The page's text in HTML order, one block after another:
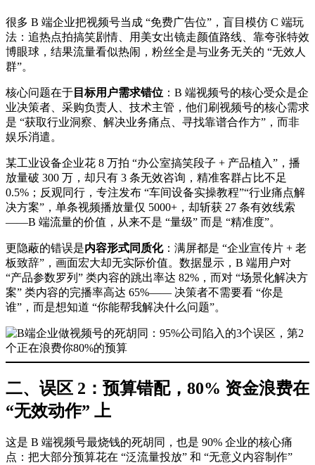
很多 B 端企业把视频号当成 “免费广告位”，盲目模仿 C 端玩
法：追热点拍搞笑剧情、用美女出镜走颜值路线、靠夸张特效
博眼球，结果流量看似热闹，粉丝全是与业务无关的 “无效人
群”。
核心问题在于 目标用户需求错位 ：B 端视频号的核心受众是企
业决策者、采购负责人、技术主管，他们刷视频号的核心需求
是 “获取行业洞察、解决业务痛点、寻找靠谱合作方”，而非
娱乐消遣。
某工业设备企业花 8 万拍 “办公室搞笑段子 + 产品植入”，播
放量破 300 万，却只有 3 条无效咨询，精准客群占比不足
0.5%；反观同行，专注发布 “车间设备实操教程”“行业痛点解
决方案”，单条视频播放量仅 5000+，却斩获 27 条有效线索
——B 端流量的价值，从来不是 “量级” 而是 “精准度”。
更隐蔽的错误是内容形式同质化：满屏都是 “企业宣传片 + 老
板致辞”，画面宏大却无实际价值。数据显示，B 端用户对
“产品参数罗列” 类内容的跳出率达 82%，而对 “场景化解决方
案” 类内容的完播率高达 65%—— 决策者不需要看 “你是
谁”，而是想知道 “你能帮我解决什么问题”。
二、误区 2：预算错配，80% 资金浪费在
“无效动作” 上
这是 B 端视频号最烧钱的死胡同，也是 90% 企业的核心痛
点：把大部分预算花在 “泛流量投放” 和 “无意义内容制作”